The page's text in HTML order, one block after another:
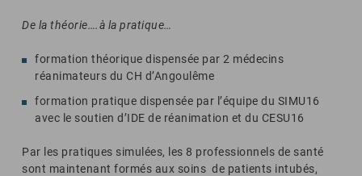
De la théorie….à la pratique…
formation théorique dispensée par 2 médecins
réanimateurs du CH d’Angoulême
formation pratique dispensée par l’équipe du SIMU16
avec le soutien d’IDE de réanimation et du CESU16
Par les pratiques simulées, les 8 professionnels de santé
sont maintenant formés aux soins de patients intubés,